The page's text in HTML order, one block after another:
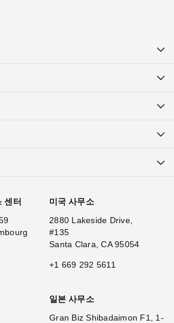
센터
미국 사무소
2880 Lakeside Drive,
#135
Santa Clara, CA 95054
+1 669 292 5611
일본 사무소
Gran Biz Shibadaimon F1, 1-